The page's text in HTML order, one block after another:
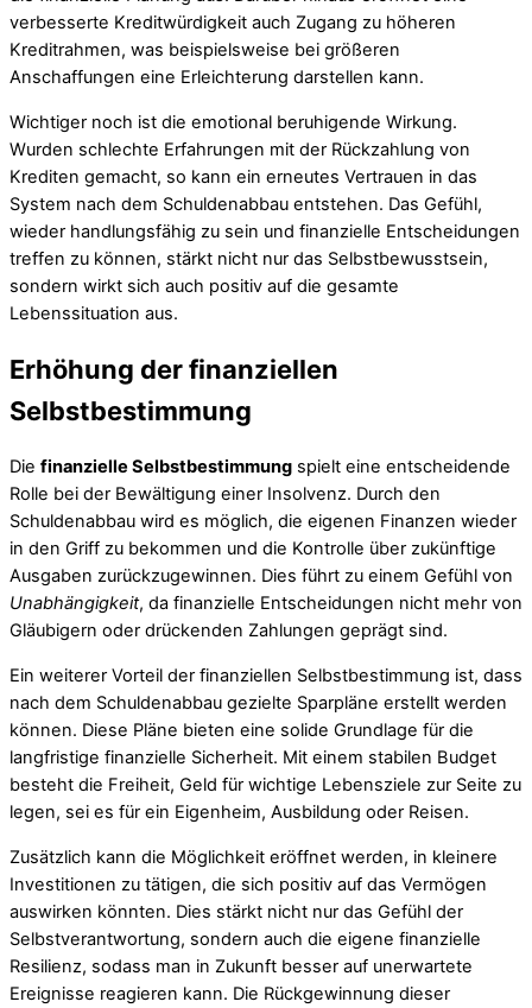
verbesserte Kreditwürdigkeit auch Zugang zu höheren
Kreditrahmen, was beispielsweise bei größeren
Anschaffungen eine Erleichterung darstellen kann.
Wichtiger noch ist die emotional beruhigende Wirkung.
Wurden schlechte Erfahrungen mit der Rückzahlung von
Krediten gemacht, so kann ein erneutes Vertrauen in das
System nach dem Schuldenabbau entstehen. Das Gefühl,
wieder handlungsfähig zu sein und finanzielle Entscheidungen
treffen zu können, stärkt nicht nur das Selbstbewusstsein,
sondern wirkt sich auch positiv auf die gesamte
Lebenssituation aus.
Erhöhung der finanziellen
Selbstbestimmung
Die finanzielle Selbstbestimmung spielt eine entscheidende
Rolle bei der Bewältigung einer Insolvenz. Durch den
Schuldenabbau wird es möglich, die eigenen Finanzen wieder
in den Griff zu bekommen und die Kontrolle über zukünftige
Ausgaben zurückzugewinnen. Dies führt zu einem Gefühl von
Unabhängigkeit, da finanzielle Entscheidungen nicht mehr von
Gläubigern oder drückenden Zahlungen geprägt sind.
Ein weiterer Vorteil der finanziellen Selbstbestimmung ist, dass
nach dem Schuldenabbau gezielte Sparpläne erstellt werden
können. Diese Pläne bieten eine solide Grundlage für die
langfristige finanzielle Sicherheit. Mit einem stabilen Budget
besteht die Freiheit, Geld für wichtige Lebensziele zur Seite zu
legen, sei es für ein Eigenheim, Ausbildung oder Reisen.
Zusätzlich kann die Möglichkeit eröffnet werden, in kleinere
Investitionen zu tätigen, die sich positiv auf das Vermögen
auswirken könnten. Dies stärkt nicht nur das Gefühl der
Selbstverantwortung, sondern auch die eigene finanzielle
Resilienz, sodass man in Zukunft besser auf unerwartete
Ereignisse reagieren kann. Die Rückgewinnung dieser